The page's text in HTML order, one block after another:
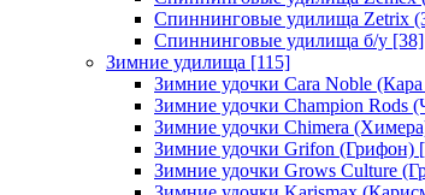
Спиннинговые удилища Zetrix
Спиннинговые удилища б/у [38]
Зимние удилища [115]
Зимние удочки Cara Noble
Зимние удочки Champion Rods
Зимние удочки Chimera
Зимние удочки Grifon (Грифон)
Зимние удочки Grows Culture